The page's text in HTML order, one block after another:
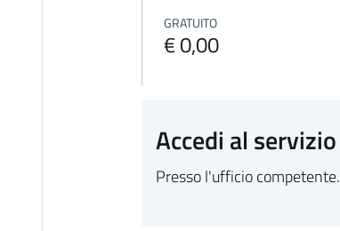
GRATUITO
€ 0,00
Accedi al servizio
Presso l'ufficio competente.